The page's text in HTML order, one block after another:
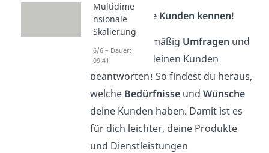
🤝 Lerne deine Kunden kennen!
regelmäßig Umfragen und
lasse sie von deinen Kunden
beantworten! So findest du heraus,
welche Bedürfnisseund Wünsche
deine Kunden haben. Damit ist es
für dich leichter, deine Produkte
und Dienstleistungen
Multidime
nsionale
Skalierung
6/6 – Dauer:
09:41